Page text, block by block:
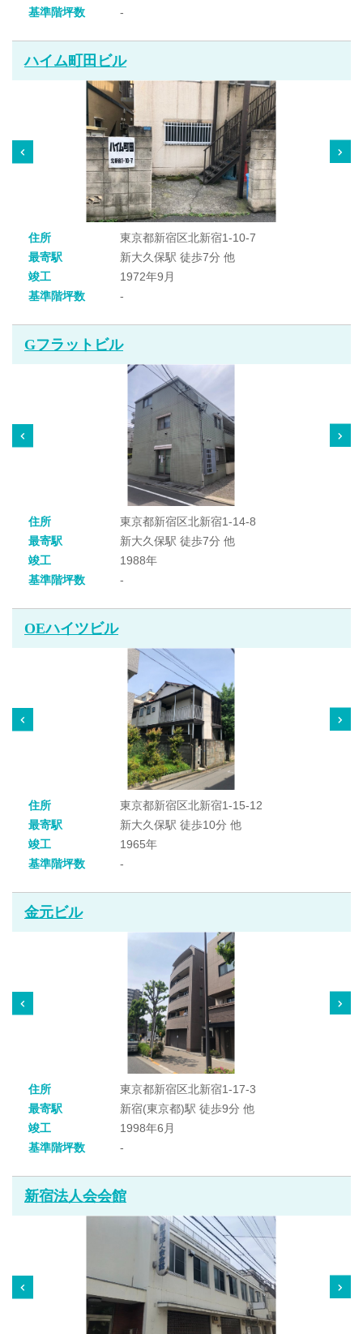
基準階坪数
-
ハイム町田ビル
住所
東京都新宿区北新宿1-10-7
最寄駅
新大久保駅 徒歩7分 他
竣工
1972年9月
基準階坪数
-
Gフラットビル
住所
東京都新宿区北新宿1-14-8
最寄駅
新大久保駅 徒歩7分 他
竣工
1988年
基準階坪数
-
OEハイツビル
住所
東京都新宿区北新宿1-15-12
最寄駅
新大久保駅 徒歩10分 他
竣工
1965年
基準階坪数
-
金元ビル
住所
東京都新宿区北新宿1-17-3
最寄駅
新宿(東京都)駅 徒歩9分 他
竣工
1998年6月
基準階坪数
-
新宿法人会会館